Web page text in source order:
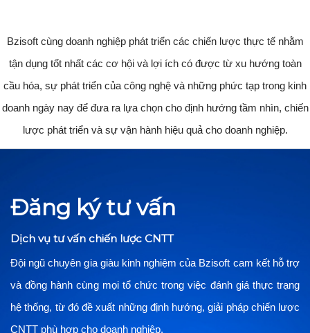
Bzisoft cùng doanh nghiệp phát triển các chiến lược thực tế nhằm
tận dụng tốt nhất các cơ hội và lợi ích có được từ xu hướng toàn
cầu hóa, sự phát triển của công nghệ và những phức tạp trong kinh
doanh ngày nay để đưa ra lựa chọn cho định hướng tầm nhìn, chiến
lược phát triển và sự vận hành hiệu quả cho doanh nghiệp.
Đăng ký tư vấn
Dịch vụ tư vấn chiến lược CNTT
Đội ngũ chuyên gia giàu kinh nghiệm của Bzisoft cam kết hỗ trợ
và đồng hành cùng mọi tổ chức trong việc đánh giá thực trạng
hệ thống, từ đó đề xuất những định hướng, giải pháp chiến lược
CNTT phù hợp cho doanh nghiệp.